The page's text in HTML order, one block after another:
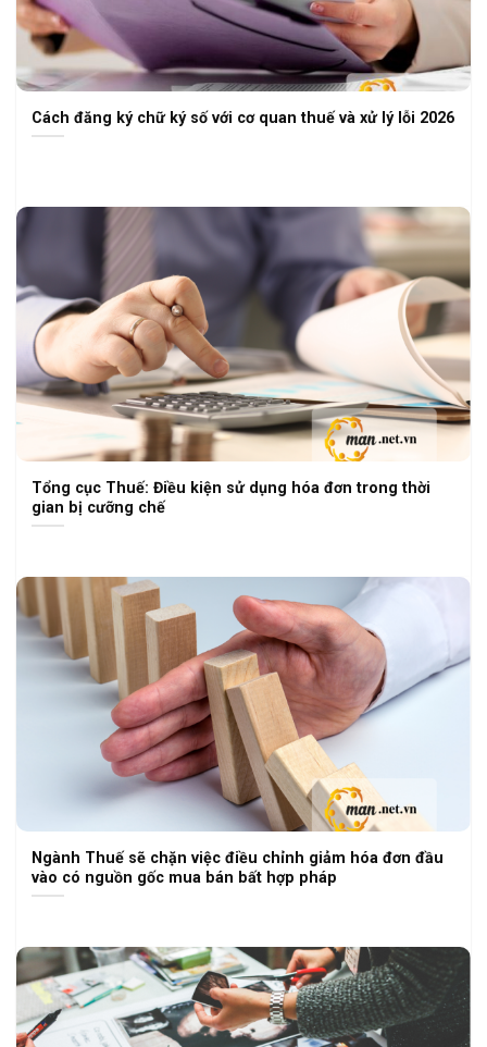
Cách đăng ký chữ ký số với cơ quan thuế và xử lý lỗi 2026
Tổng cục Thuế: Điều kiện sử dụng hóa đơn trong thời
gian bị cưỡng chế
Ngành Thuế sẽ chặn việc điều chỉnh giảm hóa đơn đầu
vào có nguồn gốc mua bán bất hợp pháp